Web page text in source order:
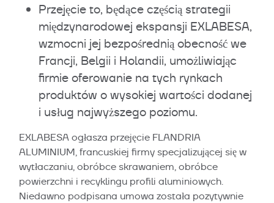
Przejęcie to, będące częścią strategii
międzynarodowej ekspansji EXLABESA,
wzmocni jej bezpośrednią obecność we
Francji, Belgii i Holandii, umożliwiając
firmie oferowanie na tych rynkach
produktów o wysokiej wartości dodanej
i usług najwyższego poziomu.
EXLABESA ogłasza przejęcie FLANDRIA
ALUMINIUM, francuskiej firmy specjalizującej się w
wytłaczaniu, obróbce skrawaniem, obróbce
powierzchni i recyklingu profili aluminiowych.
Niedawno podpisana umowa została pozytywnie